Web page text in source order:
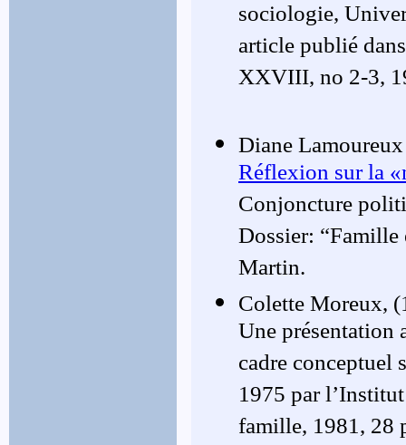
sociologie,
article publié
XXVIII, no 2-3,
Diane
Réflexion sur la
Conjoncture
Dossier:
Martin.
Colette Moreux,
Une présentation
cadre conceptuel
1975 par
famille, 1981, 28